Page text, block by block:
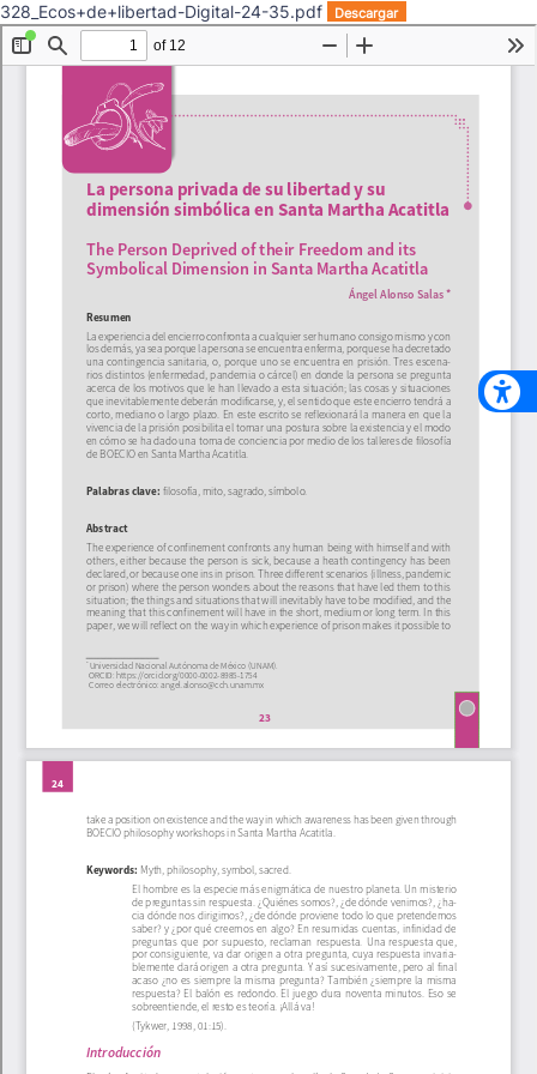
328_Ecos+de+libertad-Digital-24-35.pdf Descargar